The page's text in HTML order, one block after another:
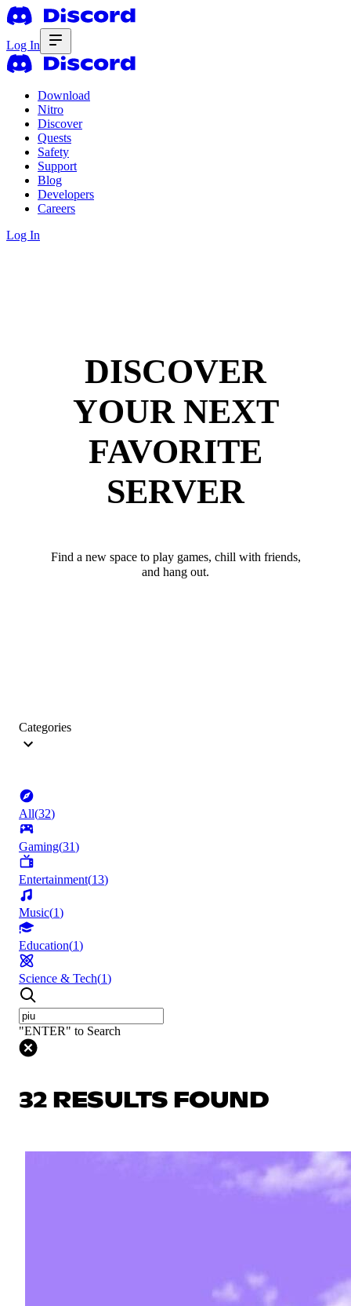
Log In
Download
Nitro
Discover
Quests
Safety
Support
Blog
Developers
Careers
Log In
DISCOVER
YOUR NEXT
FAVORITE
SERVER
Find a new space to play games, chill with friends,
and hang out.
Categories
All(32)
Gaming(31)
Entertainment(13)
Music(1)
Education(1)
Science & Tech(1)
"ENTER" to Search
32 RESULTS FOUND